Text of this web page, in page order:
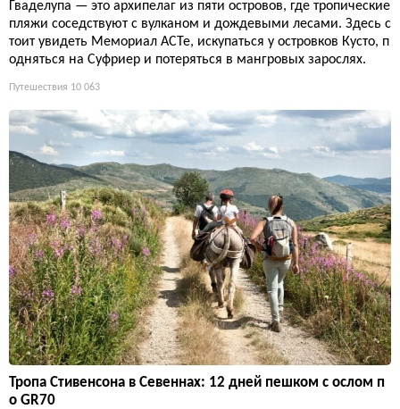
Гваделупа — это архипелаг из пяти островов, где тропические
пляжи соседствуют с вулканом и дождевыми лесами. Здесь с
тоит увидеть Мемориал ACTe, искупаться у островков Кусто, п
одняться на Суфриер и потеряться в мангровых зарослях.
Путешествия 10 063
Тропа Стивенсона в Севеннах: 12 дней пешком с ослом п
о GR70